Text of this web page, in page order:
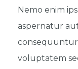
Nemo enim
aspernatur
consequuntur
voluptatem